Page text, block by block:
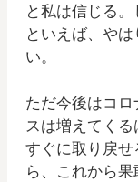
と私は信じる
といえば、や
い。
ただ今後はコ
スは増えてく
すぐに取り戻
ら、これから